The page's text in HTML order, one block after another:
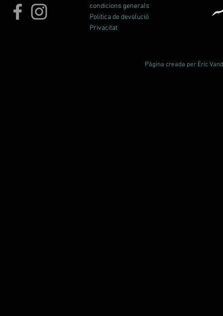
condicions generals
Política de devolució
Privacitat
Pàgina creada per Èric